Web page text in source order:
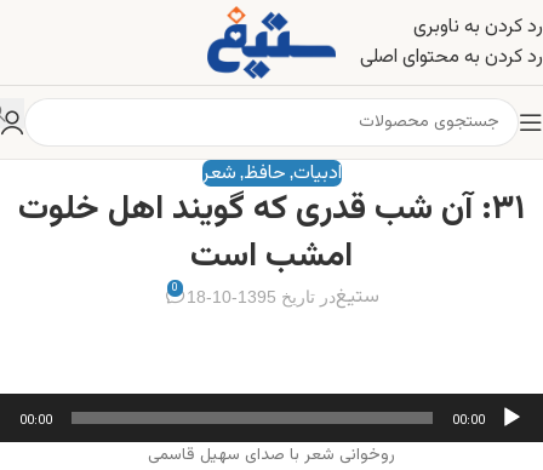
رد کردن به ناوبری
رد کردن به محتوای اصلی
ادبیات, حافظ, شعر
۳۱: آن شب قدری که گویند اهل خلوت
امشب است
ستیغدر تاریخ 1395-10-18 0
پخش‌کننده
صوت
00:00
00:00
روخوانی شعر با صدای سهیل قاسمی